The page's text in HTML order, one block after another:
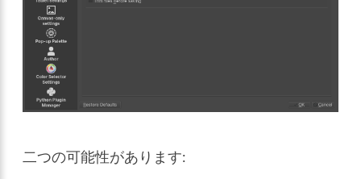
二つの可能性があります: